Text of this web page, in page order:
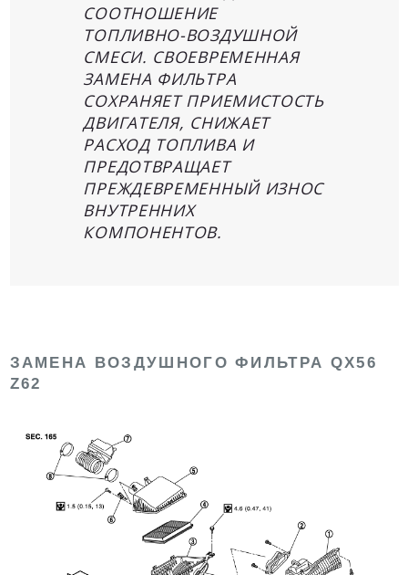
СООТНОШЕНИЕ
ТОПЛИВНО-ВОЗДУШНОЙ
СМЕСИ. СВОЕВРЕМЕННАЯ
ЗАМЕНА ФИЛЬТРА
СОХРАНЯЕТ ПРИЕМИСТОСТЬ
ДВИГАТЕЛЯ, СНИЖАЕТ
РАСХОД ТОПЛИВА И
ПРЕДОТВРАЩАЕТ
ПРЕЖДЕВРЕМЕННЫЙ ИЗНОС
ВНУТРЕННИХ
КОМПОНЕНТОВ.
ЗАМЕНА ВОЗДУШНОГО ФИЛЬТРА QX56
Z62